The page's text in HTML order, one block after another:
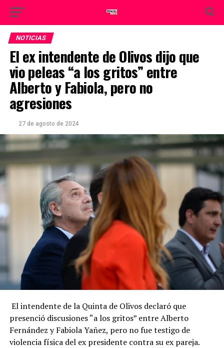
NOTICIAS
El ex intendente de Olivos dijo que
vio peleas “a los gritos” entre
Alberto y Fabiola, pero no
agresiones
27 de agosto de 2024
El intendente de la Quinta de Olivos declaró que
presenció discusiones “a los gritos” entre Alberto
Fernández y Fabiola Yañez, pero no fue testigo de
violencia física del ex presidente contra su ex pareja.